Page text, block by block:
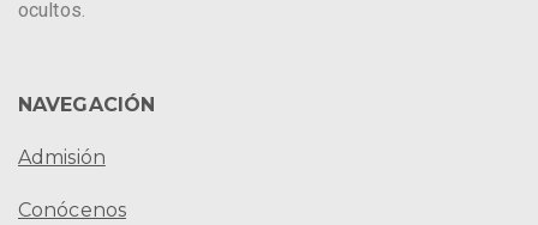
ocultos.
NAVEGACIÓN
Admisión
Conócenos